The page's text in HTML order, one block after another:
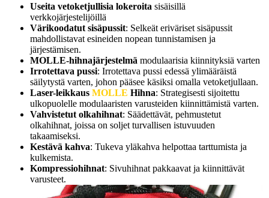
Useita vetoketjullisia lokeroita sisäisillä
verkkojärjestelijöillä
Värikoodatut sisäpussit: Selkeät eriväriset sisäpussit
mahdollistavat esineiden nopean tunnistamisen ja
järjestämisen.
MOLLE-hihnajärjestelmä modulaarisia kiinnityksiä varten
Irrotettava pussi: Irrotettava pussi edessä ylimääräistä
säilytystä varten, johon pääsee käsiksi omalla vetoketjullaan.
Laser-leikkaus MOLLE Hihna: Strategisesti sijoitettu
ulkopuolelle modulaaristen varusteiden kiinnittämistä varten.
Vahvistetut olkahihnat: Säädettävät, pehmustetut
olkahihnat, joissa on soljet turvallisen istuvuuden
takaamiseksi.
Kestävä kahva: Tukeva yläkahva helpottaa tarttumista ja
kulkemista.
Kompressiohihnat: Sivuhihnat pakkaavat ja kiinnittävät
varusteet.